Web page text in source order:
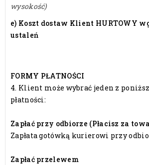
wysokość)
e) Koszt dostaw Klient HURTOWY
ustaleń
FORMY PŁATNOŚCI
4. Klient może wybrać jeden z
płatności:
Zapłać przy odbiorze (Płacisz za
Zapłata gotówką kurierowi przy
Zapłać przelewem